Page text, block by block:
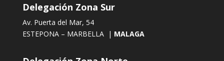
Delegación Zona Sur
Av. Puerta del Mar, 54
ESTEPONA – MARBELLA | MALAGA